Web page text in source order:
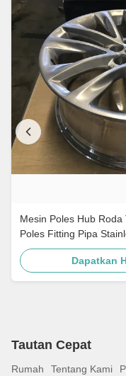
Mesin Poles Hub
Poles Fitting Pipa
Cadang Otomotif
Dapatkan
Tautan Cepat
Rumah Tentang Kami